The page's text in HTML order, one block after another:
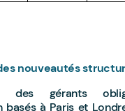
nouveautés
des gérants
basés à Paris et